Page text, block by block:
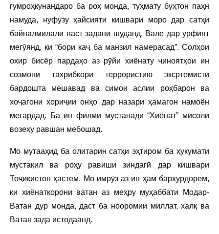
гумроҳкунандаро ба роҳ монда, туҳмату буҳтон паҳн
намуда, нуфузу ҳайсияти кишвари моро дар сатҳи
байналмилалӣ паст заданӣ шуданд. Вале дар урфият
мегӯянд, ки “бори каҷ ба манзил намерасад”. Солҳои
охир бисёр пардаҳо аз рӯйи хиёнату ҷиноятҳои ин
созмони тахрибкори террористию эксртемистӣ
бардошта мешавад ва симои аслии роҳбарон ва
хоҷагони хориҷии онҳо дар назари ҳамагон намоён
мегардад. Ба ин филми мустанади “Хиёнат” мисоли
возеҳу равшан мебошад.
Мо мутааҳид ба олитарин сатҳи эҳтиром ба ҳукумати
мустақил ва роҳу равиши зиндагӣ дар кишвари
Тоҷикистон ҳастем. Мо имрӯз аз ин ҳам бархурдорем,
ки хиёнаткорони ватан аз меҳру муҳаббати Модар-
Ватан дур монда, даст ба нооромии миллат, халқ ва
Ватан зада истодаанд.